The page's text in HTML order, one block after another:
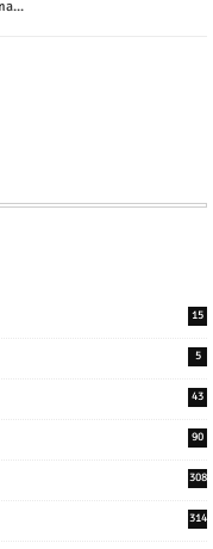
15
5
43
90
308
314